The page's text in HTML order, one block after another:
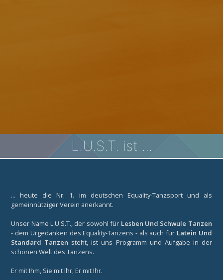
L.U.S.T. ist ...
... heute die Nr. 1. im deutschen Equality-Tanzsport und als
gemeinnütziger Verein anerkannt.
Unser Name L.U.S.T., der sowohl für Lesben Und Schwule Tanzen
- dem Urgedanken des Equality-Tanzens - als auch für Latein Und
Standard Tanzen steht, ist uns Programm und Aufgabe in der
schönen Welt des Tanzens.
Er mit Ihm, Sie mit Ihr, Er mit Ihr.